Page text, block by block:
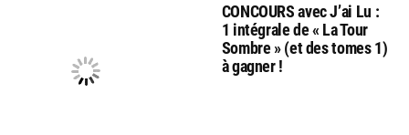
CONCOURS avec J’ai Lu :
1 intégrale de « La Tour
Sombre » (et des tomes 1)
à gagner !